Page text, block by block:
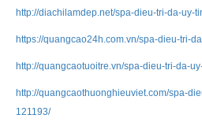
http://diachilamdep.net/spa-dieu-tri-da-uy-
https://quangcao24h.com.vn/spa-dieu-tri-
http://quangcaotuoitre.vn/spa-dieu-tri-da-
http://quangcaothuonghieuviet.com/spa-
121193/